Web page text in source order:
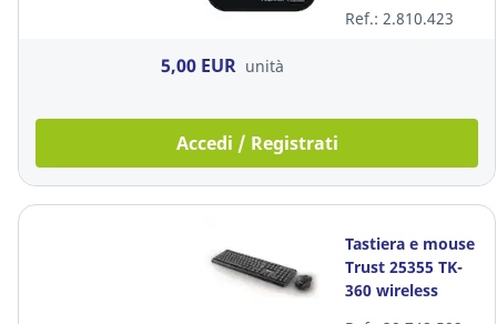
Ref.: 2.810.423
5,00 EUR unità
Accedi / Registrati
Tastiera e mouse
Trust 25355 TK-
360 wireless